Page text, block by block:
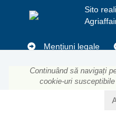
Continuând să navigați
cookie-uri
Sito
Menţiuni legale